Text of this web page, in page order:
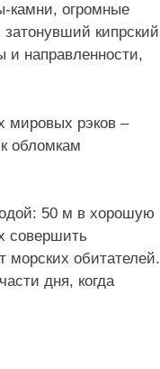
камни, огромные
кипрский
и направленности,
мировых рэков –
обломкам
50 м в хорошую
совершить
морских обитателей.
дня, когда